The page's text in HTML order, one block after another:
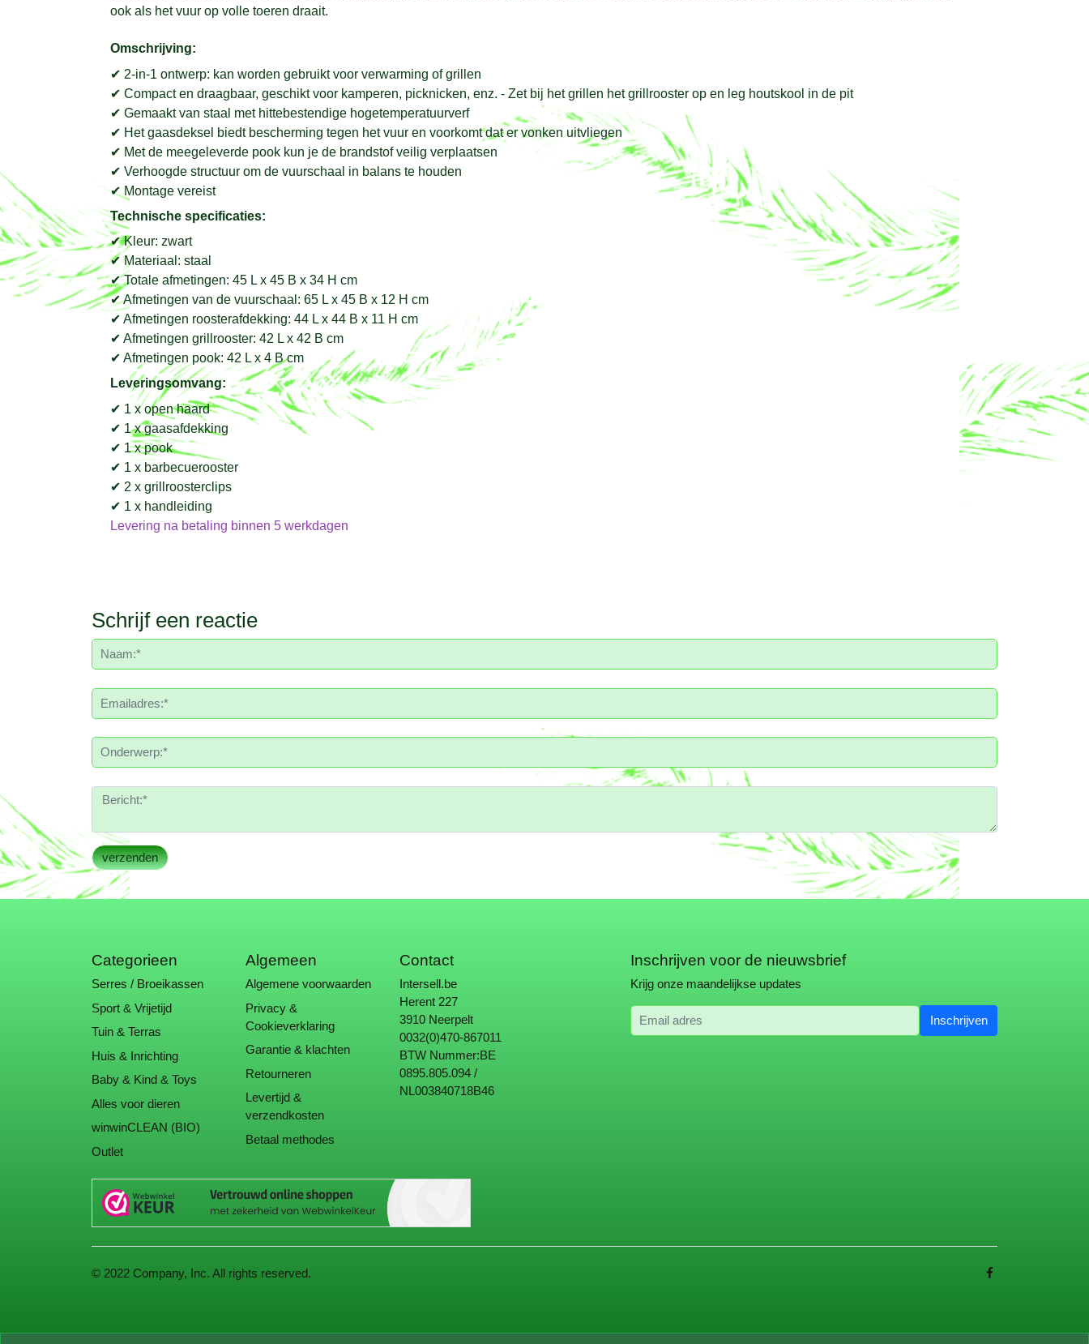
ook als het vuur op volle toeren draait.
Omschrijving:
✔ 2-in-1 ontwerp: kan worden gebruikt voor verwarming of grillen
✔ Compact en draagbaar, geschikt voor kamperen, picknicken, enz. - Zet bij het grillen het grillrooster op en leg houtskool in de pit
✔ Gemaakt van staal met hittebestendige hogetemperatuurverf
✔ Het gaasdeksel biedt bescherming tegen het vuur en voorkomt dat er vonken uitvliegen
✔ Met de meegeleverde pook kun je de brandstof veilig verplaatsen
✔ Verhoogde structuur om de vuurschaal in balans te houden
✔ Montage vereist
Technische specificaties:
✔ Kleur: zwart
✔ Materiaal: staal
✔ Totale afmetingen: 45 L x 45 B x 34 H cm
✔ Afmetingen van de vuurschaal: 65 L x 45 B x 12 H cm
✔ Afmetingen roosterafdekking: 44 L x 44 B x 11 H cm
✔ Afmetingen grillrooster: 42 L x 42 B cm
✔ Afmetingen pook: 42 L x 4 B cm
Leveringsomvang:
✔ 1 x open haard
✔ 1 x gaasafdekking
✔ 1 x pook
✔ 1 x barbecuerooster
✔ 2 x grillroosterclips
✔ 1 x handleiding
Levering na betaling binnen 5 werkdagen
Schrijf een reactie
Categorieen
Serres / Broeikassen
Sport & Vrijetijd
Tuin & Terras
Huis & Inrichting
Baby & Kind & Toys
Alles voor dieren
winwinCLEAN (BIO)
Outlet
Algemeen
Algemene voorwaarden
Privacy &
Cookieverklaring
Garantie & klachten
Retourneren
Levertijd &
verzendkosten
Betaal methodes
Contact
Intersell.be
Herent 227
3910 Neerpelt
0032(0)470-867011
BTW Nummer:BE
0895.805.094 /
NL003840718B46
Inschrijven voor de nieuwsbrief
Krijg onze maandelijkse updates
Email adres
Inschrijven
© 2022 Company, Inc. All rights reserved.